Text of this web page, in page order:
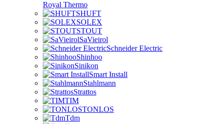
Royal Thermo
SHUFT
SOLEX
STOUT
SaVieirol
Schneider Electric
Shinhoo
Sinikon
Smart Install
Stahlmann
Strattos
TIM
TONLOS
Tdm